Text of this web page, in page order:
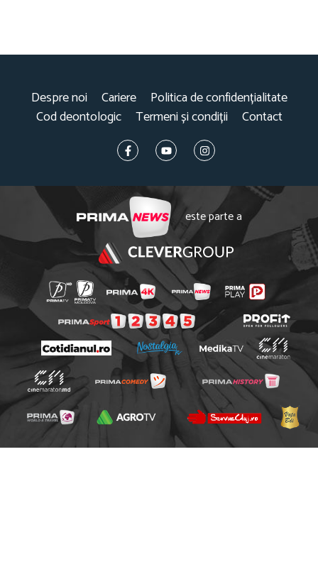
Despre noi Cariere
Politica de confidențialitate
Cod deontologic
Termeni și condiții Contact
este parte a